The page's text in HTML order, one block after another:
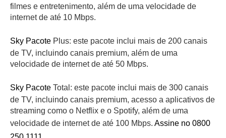
filmes e entretenimento, além de uma velocidade de
internet de até 10 Mbps.
Sky Pacote Plus: este pacote inclui mais de 200 canais
de TV, incluindo canais premium, além de uma
velocidade de internet de até 50 Mbps.
Sky Pacote Total: este pacote inclui mais de 300 canais
de TV, incluindo canais premium, acesso a aplicativos de
streaming como o Netflix e o Spotify, além de uma
velocidade de internet de até 100 Mbps. Assine no 0800